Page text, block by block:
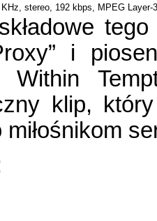
stereo, 192 kbps, MPEG Layer-
i
Within
klip,
miłośnikom